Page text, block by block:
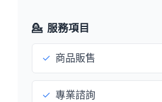
💁 服務項目
✓ 商品販售
✓ 專業諮詢